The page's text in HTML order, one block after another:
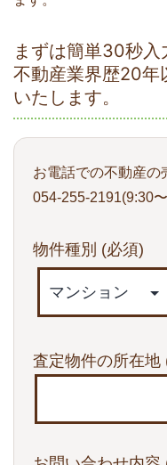
まずは簡単30秒入
不動産業界歴20年
いたします。
お電話での不動産の
054-255-2191(9:30
物件種別 (必須)
査定物件の所在地